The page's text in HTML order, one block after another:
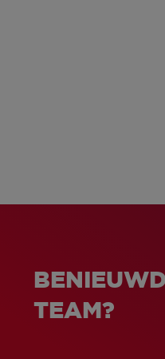
TEAM?